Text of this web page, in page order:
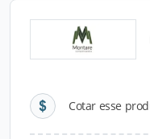
Cotar esse
Descrição do